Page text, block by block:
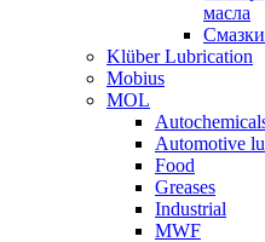
масла
Klüber Lubrication
Mobius
MOL
Automotive
Food
Greases
Industrial
MWF